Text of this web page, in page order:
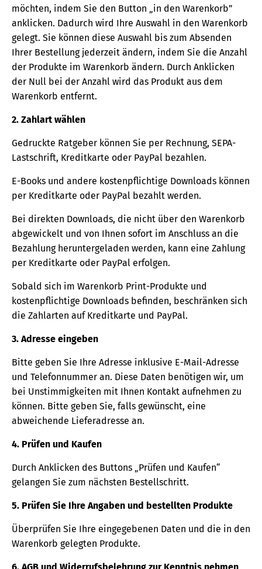
möchten, indem Sie den Button „in den Warenkorb”
anklicken. Dadurch wird Ihre Auswahl in den Warenkorb
gelegt. Sie können diese Auswahl bis zum Absenden
Ihrer Bestellung jederzeit ändern, indem Sie die Anzahl
der Produkte im Warenkorb ändern. Durch Anklicken
der Null bei der Anzahl wird das Produkt aus dem
Warenkorb entfernt.
2. Zahlart wählen
Gedruckte Ratgeber können Sie per Rechnung, SEPA-
Lastschrift, Kreditkarte oder PayPal bezahlen.
E-Books und andere kostenpflichtige Downloads können
per Kreditkarte oder PayPal bezahlt werden.
Bei direkten Downloads, die nicht über den Warenkorb
abgewickelt und von Ihnen sofort im Anschluss an die
Bezahlung heruntergeladen werden, kann eine Zahlung
per Kreditkarte oder PayPal erfolgen.
Sobald sich im Warenkorb Print-Produkte und
kostenpflichtige Downloads befinden, beschränken sich
die Zahlarten auf Kreditkarte und PayPal.
3. Adresse eingeben
Bitte geben Sie Ihre Adresse inklusive E-Mail-Adresse
und Telefonnummer an. Diese Daten benötigen wir, um
bei Unstimmigkeiten mit Ihnen Kontakt aufnehmen zu
können. Bitte geben Sie, falls gewünscht, eine
abweichende Lieferadresse an.
4. Prüfen und Kaufen
Durch Anklicken des Buttons „Prüfen und Kaufen“
gelangen Sie zum nächsten Bestellschritt.
5. Prüfen Sie Ihre Angaben und bestellten Produkte
Überprüfen Sie Ihre eingegebenen Daten und die in den
Warenkorb gelegten Produkte.